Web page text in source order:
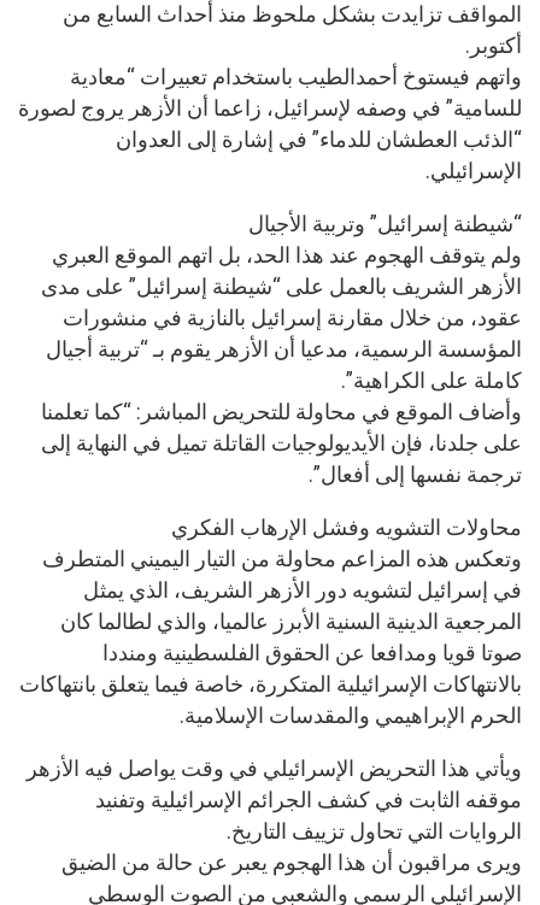
المواقف تزايدت بشكل ملحوظ منذ أحداث السابع من
أكتوبر.
واتهم فيستوخ أحمدالطيب باستخدام تعبيرات “معادية
للسامية” في وصفه لإسرائيل، زاعما أن الأزهر يروج لصورة
“الذئب العطشان للدماء” في إشارة إلى العدوان
الإسرائيلي.
“شيطنة إسرائيل” وتربية الأجيال
ولم يتوقف الهجوم عند هذا الحد، بل اتهم الموقع العبري
الأزهر الشريف بالعمل على “شيطنة إسرائيل” على مدى
عقود، من خلال مقارنة إسرائيل بالنازية في منشورات
المؤسسة الرسمية، مدعيا أن الأزهر يقوم بـ “تربية أجيال
كاملة على الكراهية”.
وأضاف الموقع في محاولة للتحريض المباشر: “كما تعلمنا
على جلدنا، فإن الأيديولوجيات القاتلة تميل في النهاية إلى
ترجمة نفسها إلى أفعال”.
محاولات التشويه وفشل الإرهاب الفكري
وتعكس هذه المزاعم محاولة من التيار اليميني المتطرف
في إسرائيل لتشويه دور الأزهر الشريف، الذي يمثل
المرجعية الدينية السنية الأبرز عالميا، والذي لطالما كان
صوتا قويا ومدافعا عن الحقوق الفلسطينية ومنددا
بالانتهاكات الإسرائيلية المتكررة، خاصة فيما يتعلق بانتهاكات
الحرم الإبراهيمي والمقدسات الإسلامية.
ويأتي هذا التحريض الإسرائيلي في وقت يواصل فيه الأزهر
موقفه الثابت في كشف الجرائم الإسرائيلية وتفنيد
الروايات التي تحاول تزييف التاريخ.
ويرى مراقبون أن هذا الهجوم يعبر عن حالة من الضيق
الإسرائيلي الرسمي والشعبي من الصوت الوسطي